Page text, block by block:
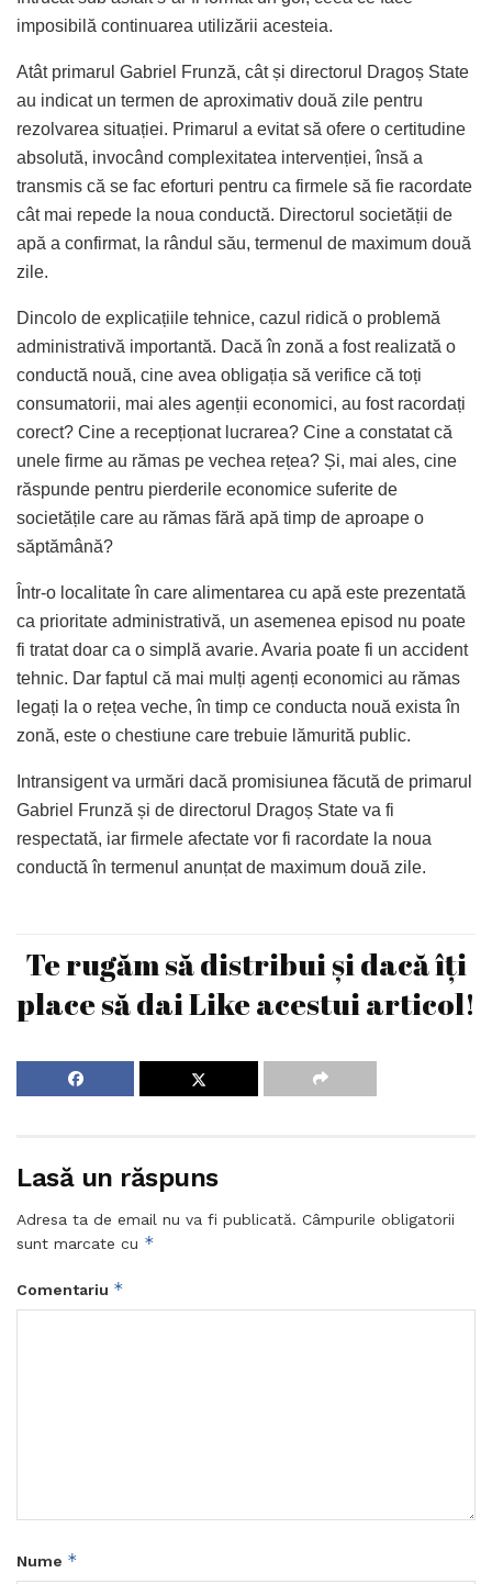
imposibilă continuarea utilizării acesteia.
Atât primarul Gabriel Frunză, cât și directorul Dragoș State
au indicat un termen de aproximativ două zile pentru
rezolvarea situației. Primarul a evitat să ofere o certitudine
absolută, invocând complexitatea intervenției, însă a
transmis că se fac eforturi pentru ca firmele să fie racordate
cât mai repede la noua conductă. Directorul societății de
apă a confirmat, la rândul său, termenul de maximum două
zile.
Dincolo de explicațiile tehnice, cazul ridică o problemă
administrativă importantă. Dacă în zonă a fost realizată o
conductă nouă, cine avea obligația să verifice că toți
consumatorii, mai ales agenții economici, au fost racordați
corect? Cine a recepționat lucrarea? Cine a constatat că
unele firme au rămas pe vechea rețea? Și, mai ales, cine
răspunde pentru pierderile economice suferite de
societățile care au rămas fără apă timp de aproape o
săptămână?
Într-o localitate în care alimentarea cu apă este prezentată
ca prioritate administrativă, un asemenea episod nu poate
fi tratat doar ca o simplă avarie. Avaria poate fi un accident
tehnic. Dar faptul că mai mulți agenți economici au rămas
legați la o rețea veche, în timp ce conducta nouă exista în
zonă, este o chestiune care trebuie lămurită public.
Intransigent va urmări dacă promisiunea făcută de primarul
Gabriel Frunză și de directorul Dragoș State va fi
respectată, iar firmele afectate vor fi racordate la noua
conductă în termenul anunțat de maximum două zile.
Te rugăm să distribui și dacă îți
place să dai Like acestui articol!
Lasă un răspuns
Adresa ta de email nu va fi publicată. Câmpurile obligatorii
sunt marcate cu *
Comentariu *
Nume *